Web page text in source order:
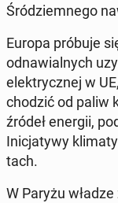
Śródziem­nego
Europa próbuje
odnaw­ial­nych
elek­trycznej w
chodz­ić od paliw
źródeł energii,
In­ic­jaty­wy
tach.
W Paryżu